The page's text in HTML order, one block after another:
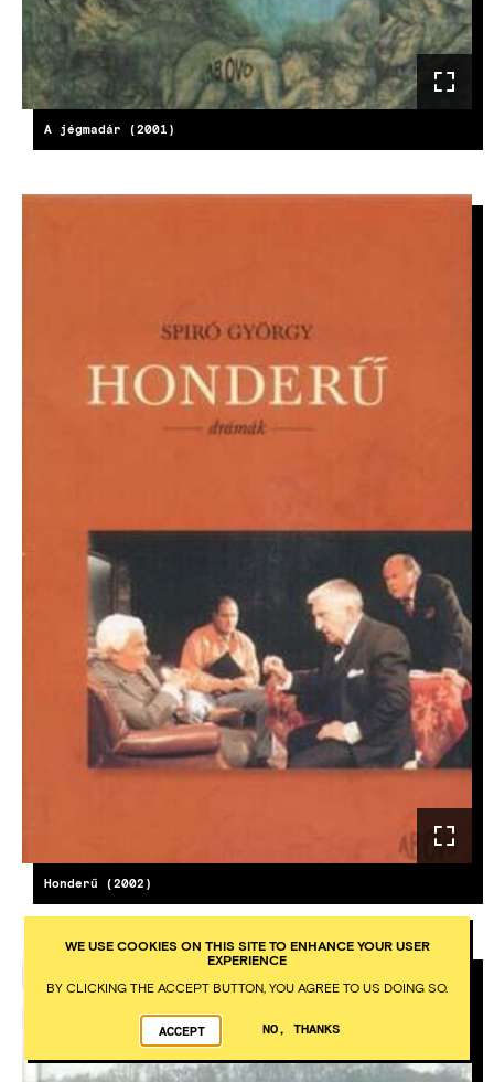
A jégmadár (2001)
Honderű (2002)
IMAGE
WE USE COOKIES ON THIS SITE TO ENHANCE YOUR USER
EXPERIENCE
BY CLICKING THE ACCEPT BUTTON, YOU AGREE TO US DOING SO.
ACCEPT NO, THANKS